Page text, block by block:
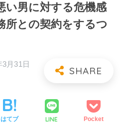
い男に対する危機感
所との契約をするつ
3月31日
はてブ LINE Pocket